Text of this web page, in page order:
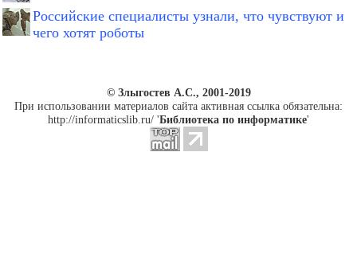
Российские специалисты узнали, что чувствуют и
чего хотят роботы
© Злыгостев А.С., 2001-2019
При использовании материалов сайта активная ссылка обязательна:
http://informaticslib.ru/ 'Библиотека по информатике'